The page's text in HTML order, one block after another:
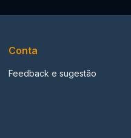
Conta
Feedback e sugestão